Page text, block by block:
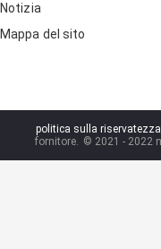
Notizia
Mappa del sito
politica sulla riservatezza
fornitore. © 2021 - 2022